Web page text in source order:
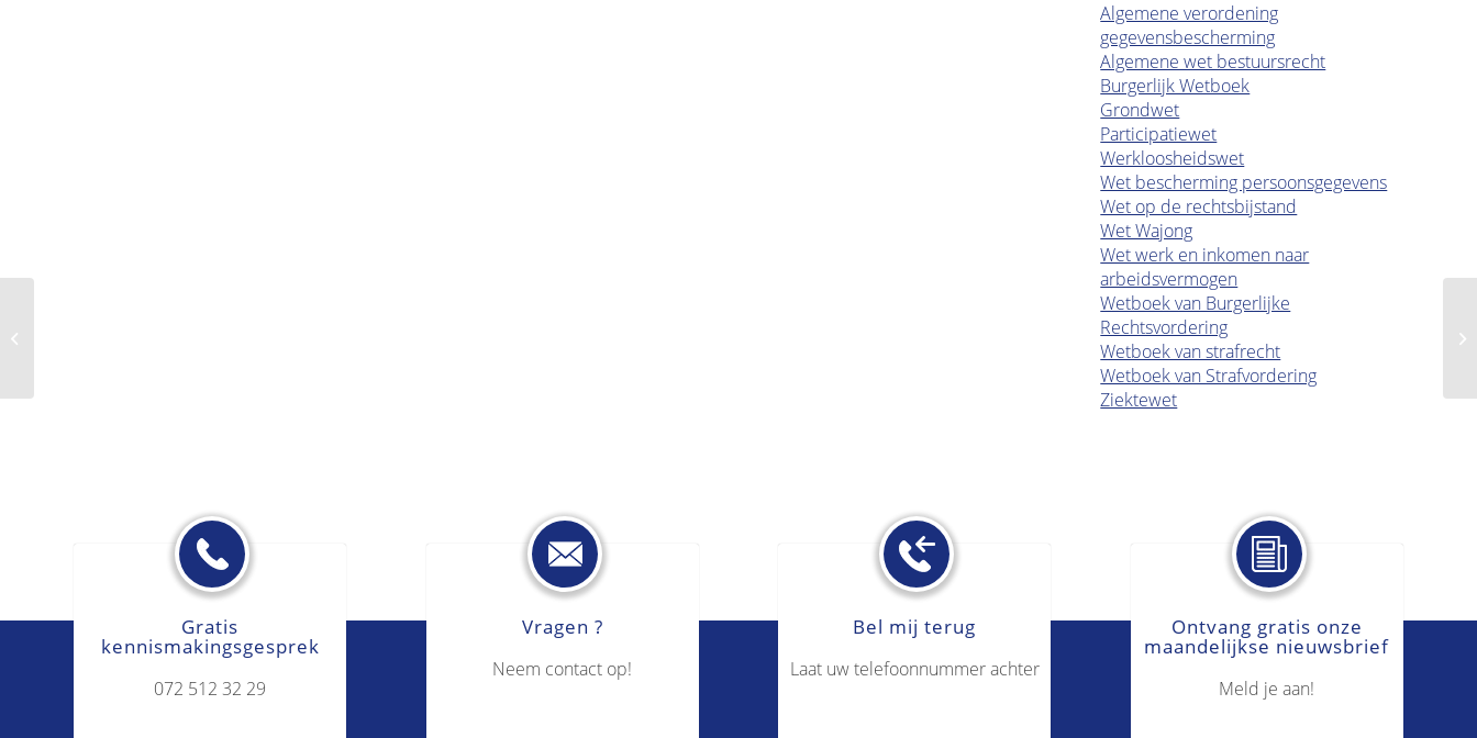
Algemene verordening
gegevensbescherming
Algemene wet bestuursrecht
Burgerlijk Wetboek
Grondwet
Participatiewet
Werkloosheidswet
Wet bescherming persoonsgegevens
Wet op de rechtsbijstand
Wet Wajong
Wet werk en inkomen naar
arbeidsvermogen
Wetboek van Burgerlijke
Rechtsvordering
Wetboek van strafrecht
Wetboek van Strafvordering
Ziektewet
Gratis
kennismakingsgesprek
072 512 32 29
Vragen ?
Neem contact op!
Bel mij terug
Laat uw telefoonnummer achter
Ontvang gratis onze
maandelijkse nieuwsbrief
Meld je aan!